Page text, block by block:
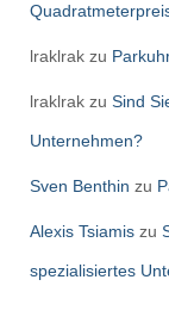
lraklrak zu
lraklrak zu Sind
Unternehmen?
Sven Benthin zu
Alexis Tsiamis zu
spezialisiertes